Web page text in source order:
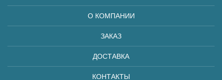
О КОМПАНИИ
ЗАКАЗ
ДОСТАВКА
КОНТАКТЫ